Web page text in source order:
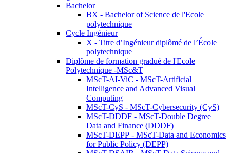
Bachelor
BX - Bachelor of Science de l'Ecole
polytechnique
Cycle Ingénieur
X - Titre d’Ingénieur diplômé de l’École
polytechnique
Diplôme de formation gradué de l'Ecole
Polytechnique -MSc&T
MScT-AI-ViC - MScT-Artificial
Intelligence and Advanced Visual
Computing
MScT-CyS - MScT-Cybersecurity (CyS)
MScT-DDDF - MScT-Double Degree
Data and Finance (DDDF)
MScT-DEPP - MScT-Data and Economics
for Public Policy (DEPP)